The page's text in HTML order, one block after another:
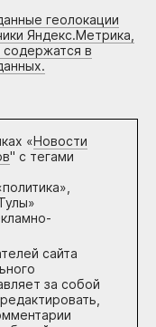
геолокации
Яндекс.Метрика,
содержатся в
«Новости
" с тегами
сайта
за собой